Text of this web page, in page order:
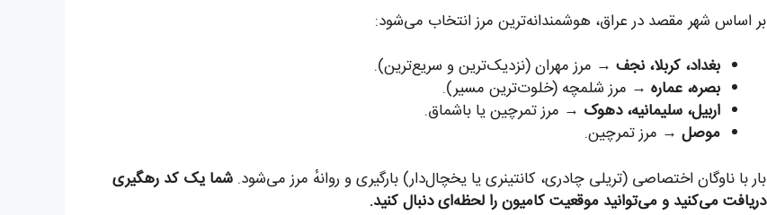
بر اساس شهر مقصد در عراق، هوشمندانه‌ترین مرز انتخاب می‌شود:
بغداد، کربلا، نجف → مرز مهران (نزدیک‌ترین و سریع‌ترین).
بصره، عماره → مرز شلمچه (خلوت‌ترین مسیر).
اربیل، سلیمانیه، دهوک → مرز تمرچین یا باشماق.
موصل → مرز تمرچین.
بار با ناوگان اختصاصی (تریلی چادری، کانتینری یا یخچال‌دار) بارگیری و روانهٔ مرز می‌شود. شما یک کد رهگیری
دریافت می‌کنید و می‌توانید موقعیت کامیون را لحظه‌ای دنبال کنید.